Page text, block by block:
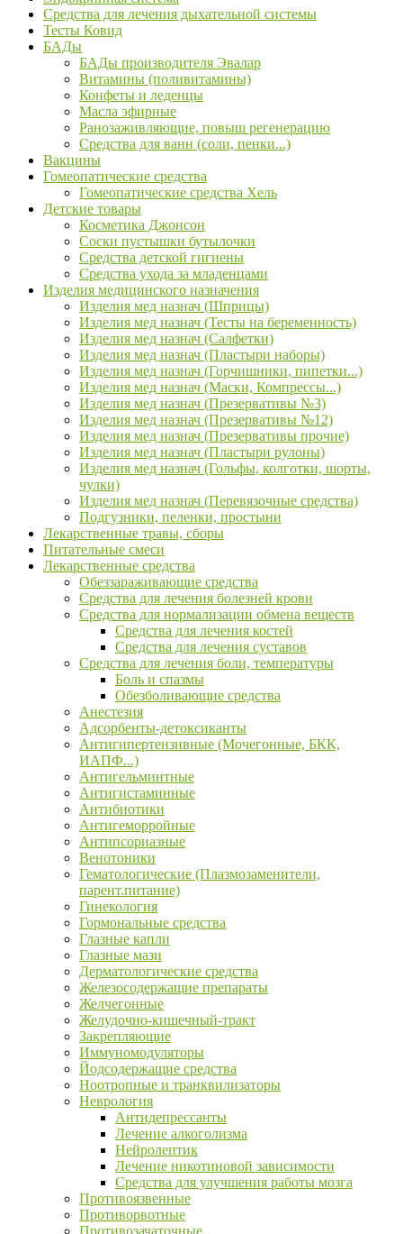
Средства для лечения дыхательной системы
Тесты Ковид
БАДы
БАДы производителя Эвалар
Витамины (поливитамины)
Конфеты и леденцы
Масла эфирные
Ранозаживляющие, повыш регенерацию
Средства для ванн (соли, пенки...)
Вакцины
Гомеопатические средства
Гомеопатические средства Хель
Детские товары
Косметика Джонсон
Соски пустышки бутылочки
Средства детской гигиены
Средства ухода за младенцами
Изделия медицинского назначения
Изделия мед назнач (Шприцы)
Изделия мед назнач (Тесты на беременность)
Изделия мед назнач (Салфетки)
Изделия мед назнач (Пластыри наборы)
Изделия мед назнач (Горчишники, пипетки...)
Изделия мед назнач (Маски, Компрессы...)
Изделия мед назнач (Презервативы №3)
Изделия мед назнач (Презервативы №12)
Изделия мед назнач (Презервативы прочие)
Изделия мед назнач (Пластыри рулоны)
Изделия мед назнач (Гольфы, колготки, шорты,
чулки)
Изделия мед назнач (Перевязочные средства)
Подгузники, пеленки, простыни
Лекарственные травы, сборы
Питательные смеси
Лекарственные средства
Обеззараживающие средства
Средства для лечения болезней крови
Средства для нормализации обмена веществ
Средства для лечения костей
Средства для лечения суставов
Средства для лечения боли, температуры
Боль и спазмы
Обезболивающие средства
Анестезия
Адсорбенты-детоксиканты
Антигипертензивные (Мочегонные, БКК,
ИАПФ...)
Антигельминтные
Антигистаминные
Антибиотики
Антигеморройные
Антипсориазные
Венотоники
Гематологические (Плазмозаменители,
парент.питание)
Гинекология
Гормональные средства
Глазные капли
Глазные мази
Дерматологические средства
Железосодержащие препараты
Желчегонные
Желудочно-кишечный-тракт
Закрепляющие
Иммуномодуляторы
Йодсодержащие средства
Ноотропные и транквилизаторы
Неврология
Антидепрессанты
Лечение алкоголизма
Нейролептик
Лечение никотиновой зависимости
Средства для улучшения работы мозга
Противоязвенные
Противорвотные